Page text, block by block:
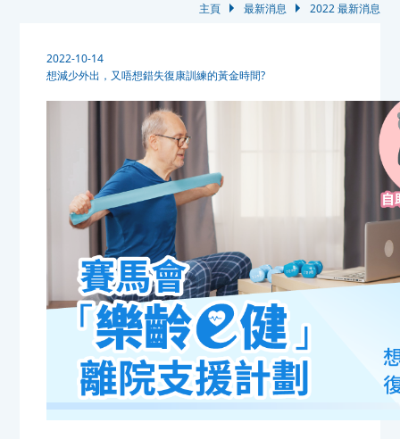
主頁 最新消息 2022 最新消息
2022-10-14
想減少外出，又唔想錯失復康訓練的黃金時間?